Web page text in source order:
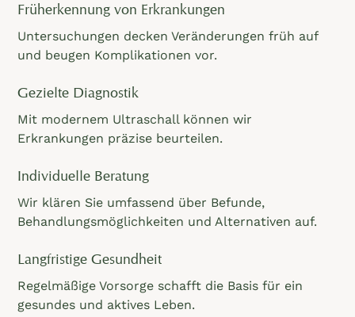
Früherkennung von Erkrankungen
Untersuchungen decken Veränderungen früh auf
und beugen Komplikationen vor.
Gezielte Diagnostik
Mit modernem Ultraschall können wir
Erkrankungen präzise beurteilen.
Individuelle Beratung
Wir klären Sie umfassend über Befunde,
Behandlungsmöglichkeiten und Alternativen auf.
Langfristige Gesundheit
Regelmäßige Vorsorge schafft die Basis für ein
gesundes und aktives Leben.